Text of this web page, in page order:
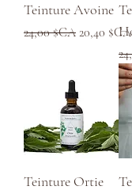
Teinture Avoine
Prix original
24,00 $CA Prix
20,40 $CA
Teinture Ortie